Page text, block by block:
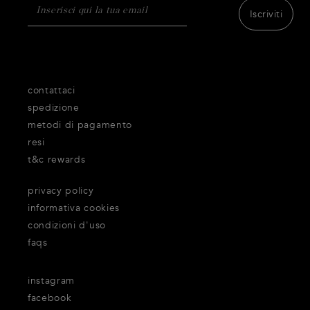
Iscriviti
contattaci
spedizione
metodi di pagamento
resi
t&c rewards
privacy policy
informativa cookies
condizioni d'uso
faqs
instagram
facebook